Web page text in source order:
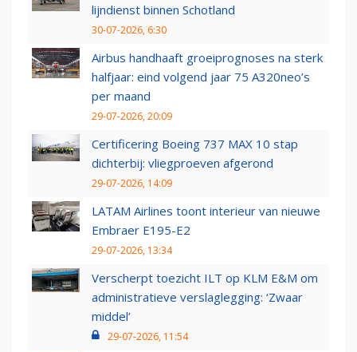
lijndienst binnen Schotland
30-07-2026, 6:30
Airbus handhaaft groeiprognoses na sterk
halfjaar: eind volgend jaar 75 A320neo’s
per maand
29-07-2026, 20:09
Certificering Boeing 737 MAX 10 stap
dichterbij: vliegproeven afgerond
29-07-2026, 14:09
LATAM Airlines toont interieur van nieuwe
Embraer E195-E2
29-07-2026, 13:34
Verscherpt toezicht ILT op KLM E&M om
administratieve verslaglegging: ‘Zwaar
middel’
29-07-2026, 11:54